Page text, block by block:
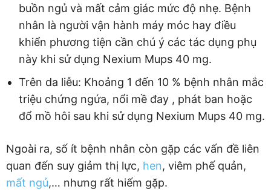
buồn ngủ và mất cảm giác mức độ nhẹ. Bệnh
nhân là người vận hành máy móc hay điều
khiển phương tiện cần chú ý các tác dụng phụ
này khi sử dụng Nexium Mups 40 mg.
Trên da liễu: Khoảng 1 đến 10 % bệnh nhân mắc
triệu chứng ngứa, nổi mề đay , phát ban hoặc
đổ mồ hôi sau khi sử dụng Nexium Mups 40 mg.
Ngoài ra, số ít bệnh nhân còn gặp các vấn đề liên
quan đến suy giảm thị lực, hen, viêm phế quản,
mất ngủ,… nhưng rất hiếm gặp.